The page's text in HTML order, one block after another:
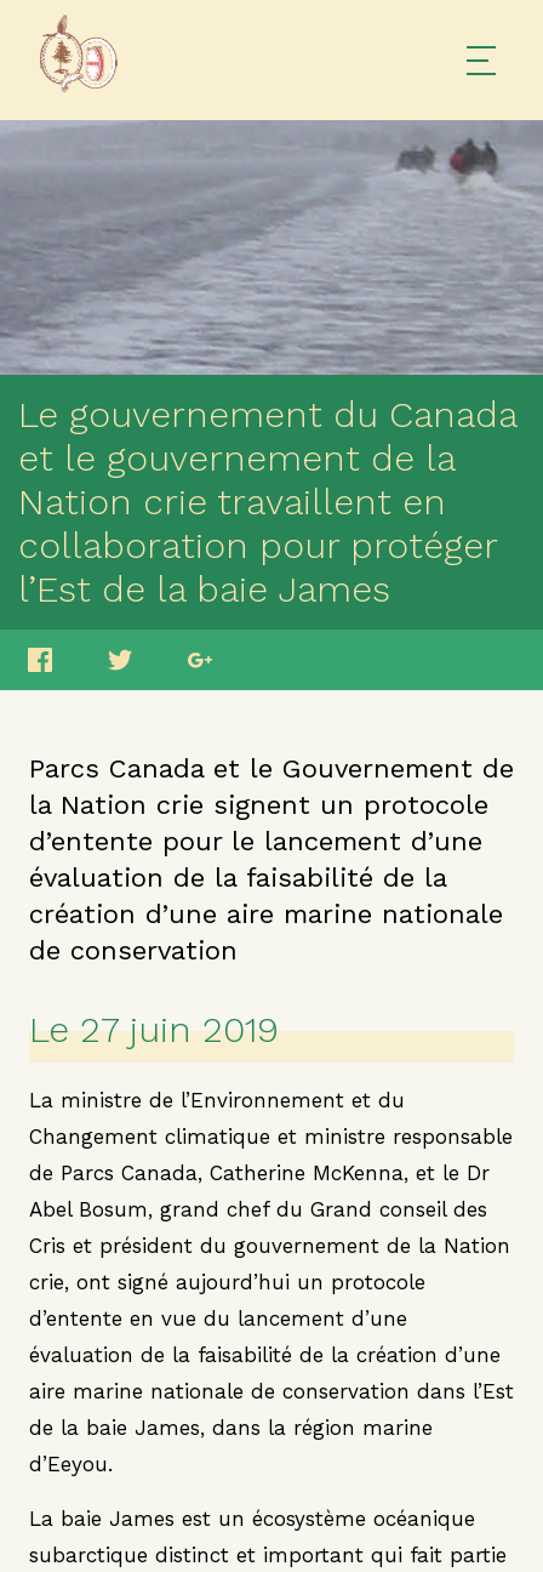
Le gouvernement du Canada
et le gouvernement de la
Nation crie travaillent en
collaboration pour protéger
l’Est de la baie James
Parcs Canada et le Gouvernement de
la Nation crie signent un protocole
d’entente pour le lancement d’une
évaluation de la faisabilité de la
création d’une aire marine nationale
de conservation
Le 27 juin 2019
La ministre de l’Environnement et du
Changement climatique et ministre responsable
de Parcs Canada, Catherine McKenna, et le Dr
Abel Bosum, grand chef du Grand conseil des
Cris et président du gouvernement de la Nation
crie, ont signé aujourd’hui un protocole
d’entente en vue du lancement d’une
évaluation de la faisabilité de la création d’une
aire marine nationale de conservation dans l’Est
de la baie James, dans la région marine
d’Eeyou.
La baie James est un écosystème océanique
subarctique distinct et important qui fait partie